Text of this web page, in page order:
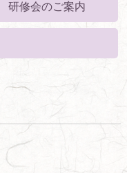
研修会のご案内